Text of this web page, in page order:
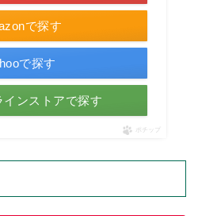
で探す
で探す
インストアで探す
ポチップ